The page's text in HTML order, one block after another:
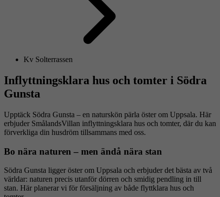
Kv Solterrassen
Inflyttningsklara hus och tomter i Södra
Gunsta
Upptäck Södra Gunsta – en naturskön pärla öster om Uppsala. Här
erbjuder SmålandsVillan inflyttningsklara hus och tomter, där du kan
förverkliga din husdröm tillsammans med oss.
Bo nära naturen – men ändå nära stan
Södra Gunsta ligger öster om Uppsala och erbjuder det bästa av två
världar: naturen precis utanför dörren och smidig pendling in till
stan. Här planerar vi för försäljning av både flyttklara hus och